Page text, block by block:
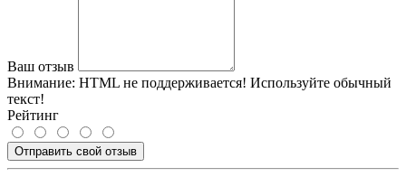
Ваш отзыв
Внимание: HTML не поддерживается! Используйте обычный
текст!
Рейтинг
Отправить свой отзыв